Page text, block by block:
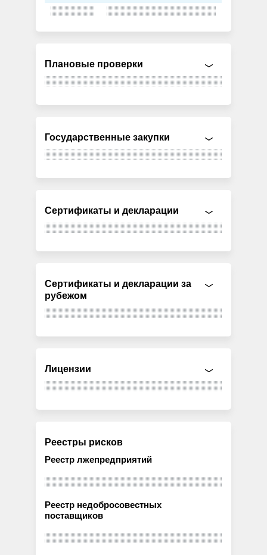
Плановые проверки
Государственные закупки
Сертификаты и декларации
Сертификаты и декларации за
рубежом
Лицензии
Реестры рисков
Реестр лжепредприятий
Реестр недобросовестных
поставщиков